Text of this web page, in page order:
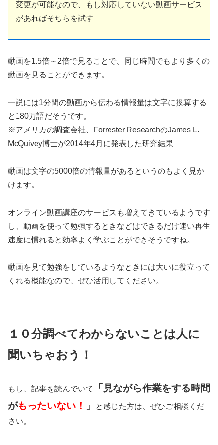
変更が可能なので、もし対応していない動画サービス
があればそちらを試す
動画を1.5倍～2倍で見ることで、同じ時間でもより多くの
動画を見ることができます。
一説には1分間の動画から伝わる情報量は文字に換算する
と180万語だそうです。
※アメリカの調査会社、Forrester ResearchのJames L.
McQuivey博士が2014年4月に発表した研究結果
動画は文字の5000倍の情報量があるというのもよく見か
けます。
オンライン動画講座のサービスも増えてきているようです
し、動画を使って勉強するときなどはできるだけ速い再生
速度に慣れると効率よく学ぶことができそうですね。
動画を見て勉強をしているようなときには大いに役立って
くれる機能なので、ぜひ活用してください。
１０分調べてわからないことは人に
聞いちゃおう！
もし、記事を読んでいて
「見ながら作業をする時間
がもったいない ！ 」
と感じた方は、ぜひご相談くだ
さい。